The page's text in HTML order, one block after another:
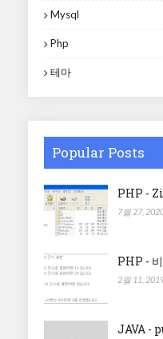
Mysql
Php
테마
Popular Posts
PHP -
7월 27,
PHP -
2월 11,
JAVA -